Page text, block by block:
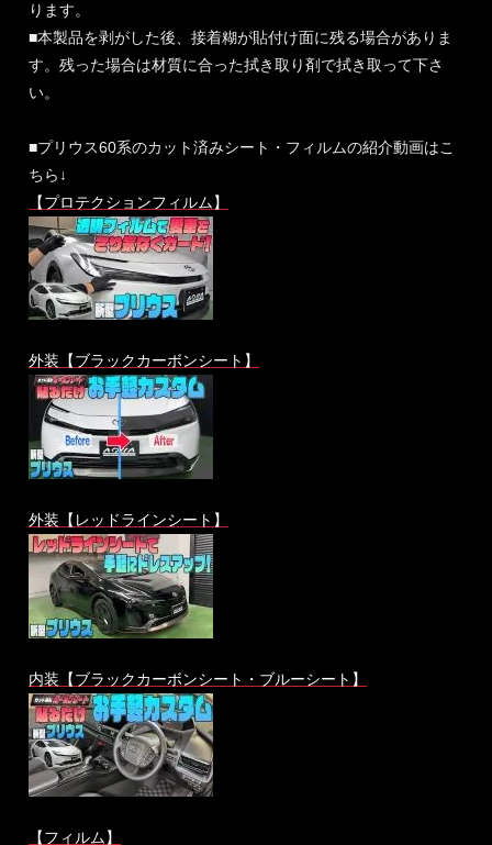
ります。
■本製品を剥がした後、接着糊が貼付け面に残る場合がありま
す。残った場合は材質に合った拭き取り剤で拭き取って下さ
い。
■プリウス60系のカット済みシート・フィルムの紹介動画はこ
ちら↓
【プロテクションフィルム】
外装【ブラックカーボンシート】
外装【レッドラインシート】
内装【ブラックカーボンシート・ブルーシート】
【フィルム】